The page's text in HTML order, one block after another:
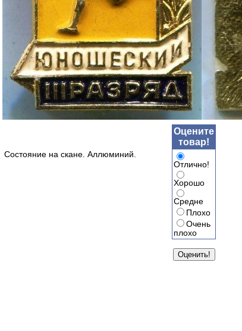
Состояние на скане. Аллюминий.
Оцените
товар!
Отлично!
Хорошо
Средне
Плохо
Очень
плохо